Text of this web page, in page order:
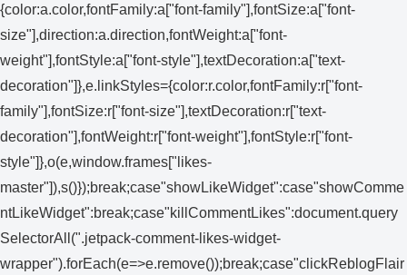
{color:a.color,fontFamily:a["font-family"],fontSize:a["font-
size"],direction:a.direction,fontWeight:a["font-
weight"],fontStyle:a["font-style"],textDecoration:a["text-
decoration"]},e.linkStyles={color:r.color,fontFamily:r["font-
family"],fontSize:r["font-size"],textDecoration:r["text-
decoration"],fontWeight:r["font-weight"],fontStyle:r["font-
style"]},o(e,window.frames["likes-
master"]),s()});break;case"showLikeWidget":case"showComme
ntLikeWidget":break;case"killCommentLikes":document.query
SelectorAll(".jetpack-comment-likes-widget-
wrapper").forEach(e=>e.remove());break;case"clickReblogFlair